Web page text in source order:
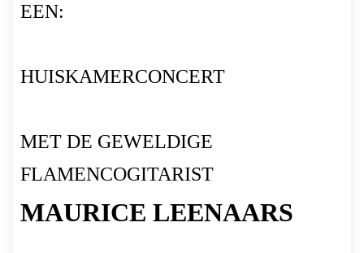
EEN:
HUISKAMERCONCERT
MET DE GEWELDIGE
FLAMENCOGITARIST
MAURICE LEENAARS